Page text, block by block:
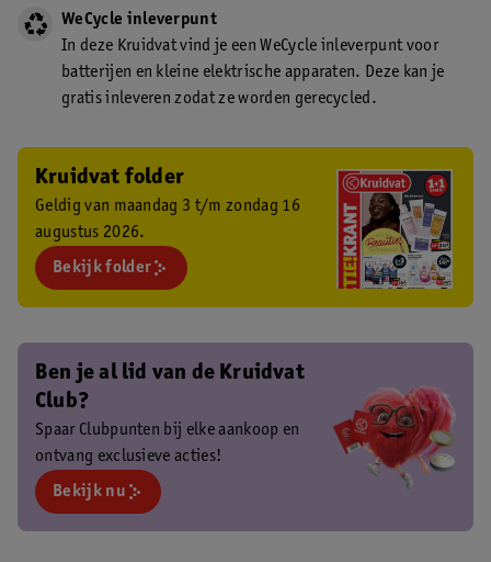
WeCycle inleverpunt
In deze Kruidvat vind je een WeCycle inleverpunt voor
batterijen en kleine elektrische apparaten. Deze kan je
gratis inleveren zodat ze worden gerecycled.
Kruidvat folder
Geldig van maandag 3 t/m zondag 16
augustus 2026.
Bekijk folder
Ben je al lid van de Kruidvat
Club?
Spaar Clubpunten bij elke aankoop en
ontvang exclusieve acties!
Bekijk nu